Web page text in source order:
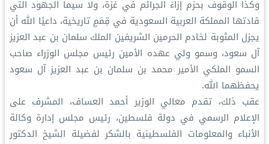
وكذا الوقوف بحزم إزاءَ الجرائم في غزة، ولا سيما الجهود التي
قادتها المملكة العربية السعودية في قِمَمٍ تاريخية، داعيًا الله أن
يجزل المثوبة لخادم الحرمين الشريفين الملك سلمان بن عبد العزيز
آل سعود، وسمو ولي عهده الأمين رئيس مجلس الوزراء صاحب
السمو الملكي الأمير محمد بن سلمان بن عبد العزيز آل سعود
يحفظهما الله.
عقب ذلك، تقدم معالي الوزير أحمد العساف، المشرف على
الإعلام الرسمي في دولة فلسطين، رئيس مجلس إدارة وكالة
الأنباء والمعلومات الفلسطينية بالشكر لفضيلة الشيخ الدكتور